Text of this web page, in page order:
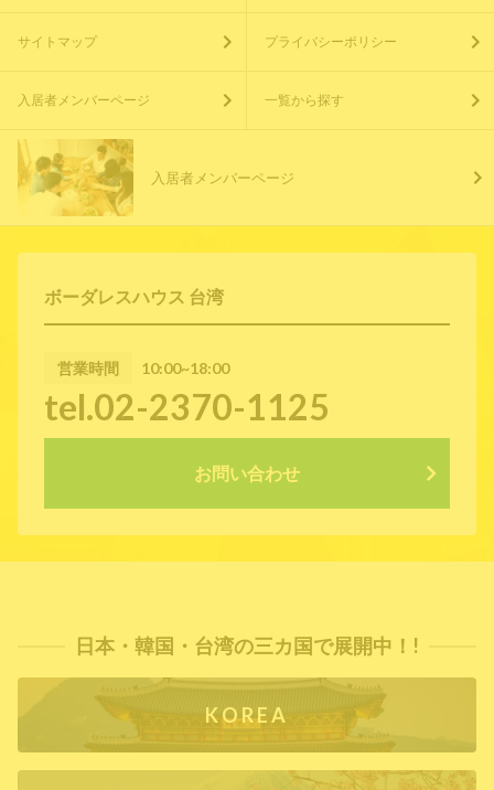
ボーダレスハウス 台湾
営業時間 10:00~18:00
tel.02-2370-1125
お問い合わせ
サイトマップ プライバシーポリシー
入居者メンバーページ 一覧から探す
入居者メンバーページ
日本・韓国・台湾の三カ国で展開中！!
KOREA